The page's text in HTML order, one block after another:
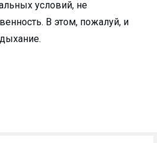
условий, не
В этом, пожалуй, и